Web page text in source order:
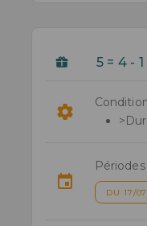
5 = 4 -
DU 17/